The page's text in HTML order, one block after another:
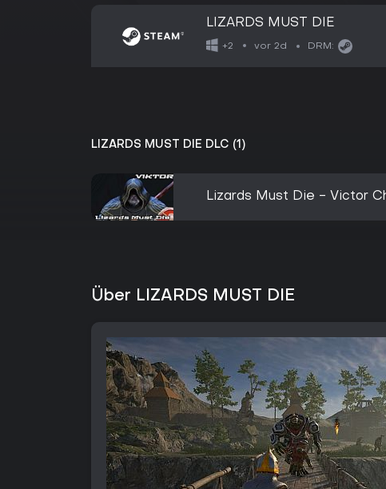
LIZARDS MUST DIE
+2 vor 2d DRM:
LIZARDS MUST DIE DLC (1)
Lizards Must Die - Victor
Über LIZARDS MUST DIE